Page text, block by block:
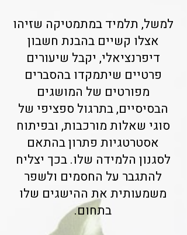
למשל, תלמיד במתמטיקה שזיהו
אצלו קשיים בהבנת חשבון
דיפרנציאלי, יקבל שיעורים
פרטיים שיתמקדו בהסברים
מפורטים של המושגים
הבסיסיים, בתרגול ספציפי של
סוגי שאלות מורכבות, ובפיתוח
אסטרטגיות פתרון בהתאם
לסגנון הלמידה שלו. בכך יצליח
להתגבר על החסמים ולשפר
משמעותית את ההישגים שלו
בתחום.